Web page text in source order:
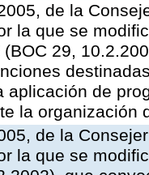
de la
la que se
29,
aplicación de
la organización
de la
la que se